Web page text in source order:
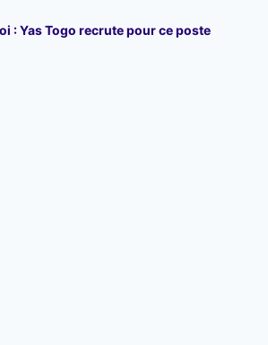
: Yas Togo recrute pour ce poste